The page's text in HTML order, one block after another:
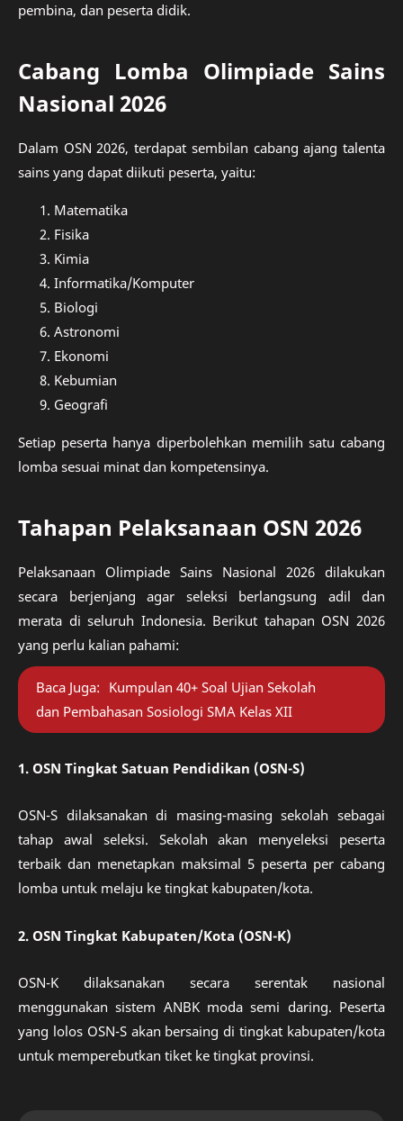
pembina, dan peserta didik.
Cabang Lomba Olimpiade Sains
Nasional 2026
Dalam OSN 2026, terdapat sembilan cabang ajang talenta
sains yang dapat diikuti peserta, yaitu:
Matematika
Fisika
Kimia
Informatika/Komputer
Biologi
Astronomi
Ekonomi
Kebumian
Geografi
Setiap peserta hanya diperbolehkan memilih satu cabang
lomba sesuai minat dan kompetensinya.
Tahapan Pelaksanaan OSN 2026
Pelaksanaan Olimpiade Sains Nasional 2026 dilakukan
secara berjenjang agar seleksi berlangsung adil dan
merata di seluruh Indonesia. Berikut tahapan OSN 2026
yang perlu kalian pahami:
Baca Juga: Kumpulan 40+ Soal Ujian Sekolah
dan Pembahasan Sosiologi SMA Kelas XII
1. OSN Tingkat Satuan Pendidikan (OSN-S)
OSN-S dilaksanakan di masing-masing sekolah sebagai
tahap awal seleksi. Sekolah akan menyeleksi peserta
terbaik dan menetapkan maksimal 5 peserta per cabang
lomba untuk melaju ke tingkat kabupaten/kota.
2. OSN Tingkat Kabupaten/Kota (OSN-K)
OSN-K dilaksanakan secara serentak nasional
menggunakan sistem ANBK moda semi daring. Peserta
yang lolos OSN-S akan bersaing di tingkat kabupaten/kota
untuk memperebutkan tiket ke tingkat provinsi.